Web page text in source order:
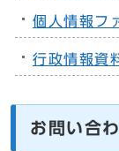
個人情報フ
行政情報資
お問い合